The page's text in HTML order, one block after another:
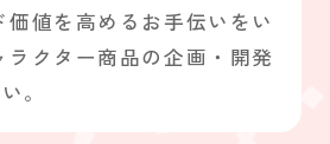
価値を高めるお手伝いをい
ラクター商品の企画・開発
。